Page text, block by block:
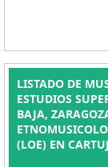
LISTADO DE
ESTUDIOS
BAJA,
(LOE) EN